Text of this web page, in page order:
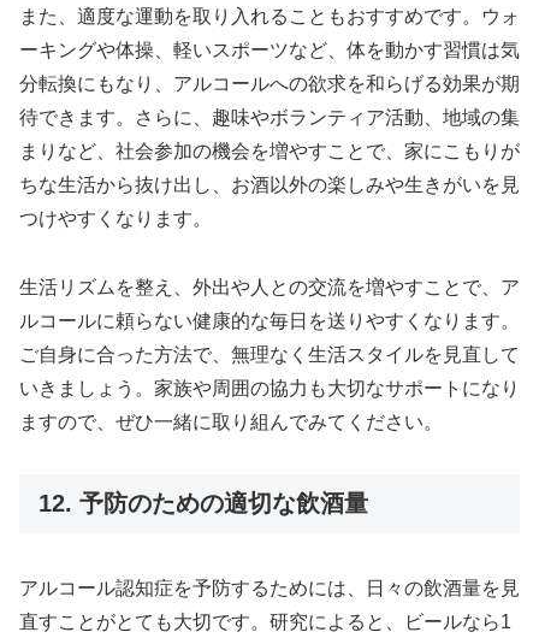
また、適度な運動を取り入れることもおすすめです。ウォ
ーキングや体操、軽いスポーツなど、体を動かす習慣は気
分転換にもなり、アルコールへの欲求を和らげる効果が期
待できます。さらに、趣味やボランティア活動、地域の集
まりなど、社会参加の機会を増やすことで、家にこもりが
ちな生活から抜け出し、お酒以外の楽しみや生きがいを見
つけやすくなります。
生活リズムを整え、外出や人との交流を増やすことで、ア
ルコールに頼らない健康的な毎日を送りやすくなります。
ご自身に合った方法で、無理なく生活スタイルを見直して
いきましょう。家族や周囲の協力も大切なサポートになり
ますので、ぜひ一緒に取り組んでみてください。
12. 予防のための適切な飲酒量
アルコール認知症を予防するためには、日々の飲酒量を見
直すことがとても大切です。研究によると、ビールなら1